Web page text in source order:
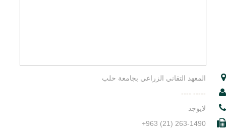
المعهد التقاني الزراعي بجامعة حلب
----- ----
لايوجد
+963 (21) 263-1490